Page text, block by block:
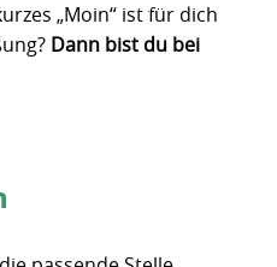
„Moin“ ist für dich
Dann bist du bei